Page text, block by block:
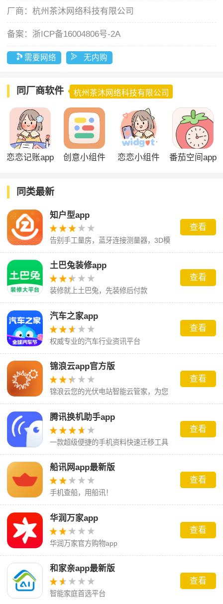
厂商：杭州茶沐网络科技有限公司
备案： 浙ICP备16004806号-2A
需要网络 无内购
同厂商软件 杭州茶沐网络科技有限公司
恋恋记账app
创意小组件
恋恋小组件
番茄空间app
同类最新
知户型app
告别手工量房，蓝牙连接测量器，3D模
型CAD图一目了然
查看
土巴兔装修app
装修就上土巴兔，先装修后付款
查看
汽车之家app
权威专业的汽车行业资讯平台
查看
锦浪云app官方版
锦浪云您的光伏电站智能云管家，为您
省时省力省心
查看
腾讯换机助手app
一款超级便捷的手机资料快速迁移工具
查看
船讯网app最新版
手机查船，用船讯！
查看
华润万家app
华润万家官方购物app
查看
和家亲app最新版
智能家庭首选平台
查看